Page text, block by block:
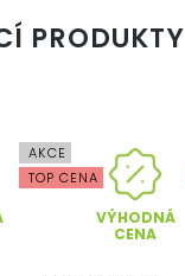
PRODUKTY
AKCE
TOP CENA
VÝHODNÁ
CENA